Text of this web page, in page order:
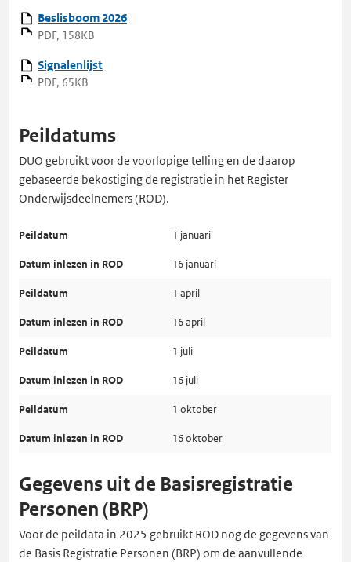
Beslisboom 2026
PDF, 158KB
Signalenlijst
PDF, 65KB
Peildatums
DUO gebruikt voor de voorlopige telling en de daarop
gebaseerde bekostiging de registratie in het Register
Onderwijsdeelnemers (ROD).
1 januari
16 januari
1 april
16 april
1 juli
16 juli
1 oktober
16 oktober
Gegevens uit de Basisregistratie
Personen (BRP)
Voor de peildata in 2025 gebruikt ROD nog de gegevens van
de Basis Registratie Personen (BRP) om de aanvullende